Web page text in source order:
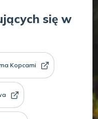
się w
Kopcami